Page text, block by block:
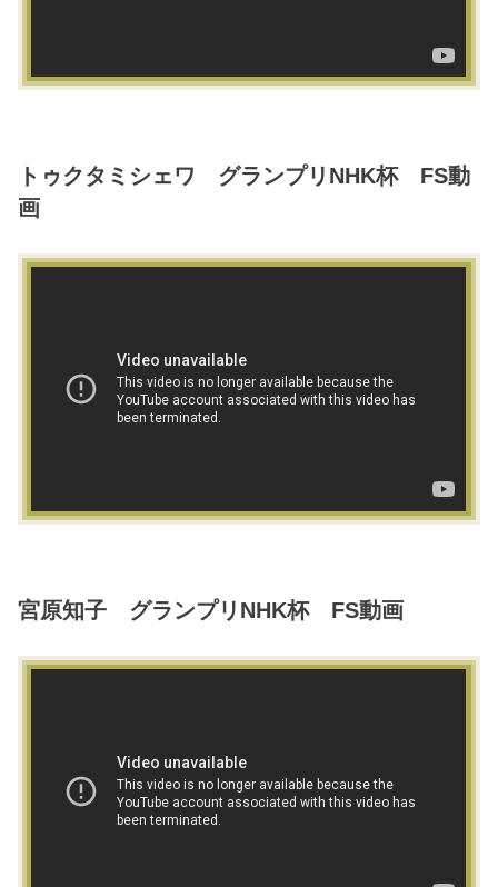
トゥクタミシェワ グランプリNHK杯 FS動
画
宮原知子 グランプリNHK杯 FS動画